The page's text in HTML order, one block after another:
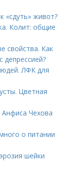
«сдуть» живот?
Колит: общие
свойства. Как
депрессией?
ЛФК для
Цветная
Чехова
о питании
шейки